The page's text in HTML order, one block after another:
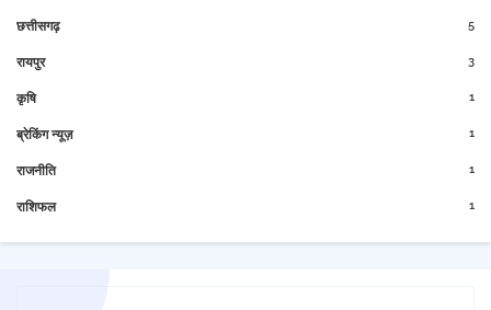
छत्तीसगढ़ 5
रायपुर 3
कृषि 1
ब्रेकिंग न्यूज़ 1
राजनीति 1
राशिफल 1